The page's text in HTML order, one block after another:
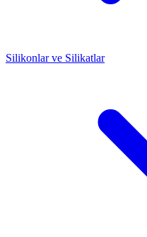
Silikonlar ve Silikatlar